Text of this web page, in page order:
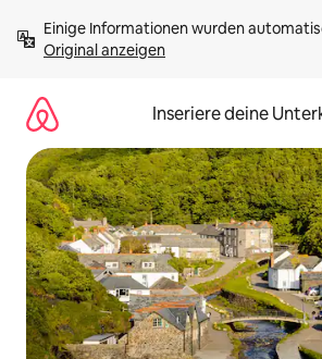
Inhalten
springenOriginal anzeigen
Inseriere deine